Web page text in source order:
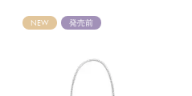
NEW 発売前